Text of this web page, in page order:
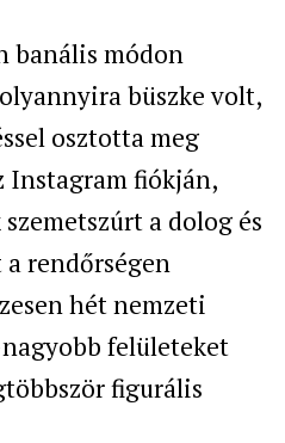
banális módon
büszke volt,
osztotta meg
Instagram fiókján,
a dolog és
rendőrségen
hét nemzeti
felületeket
figurális